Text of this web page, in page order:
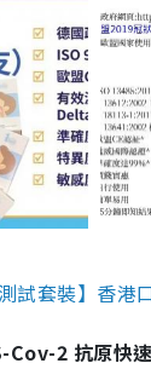
試套裝】香
2 抗原快